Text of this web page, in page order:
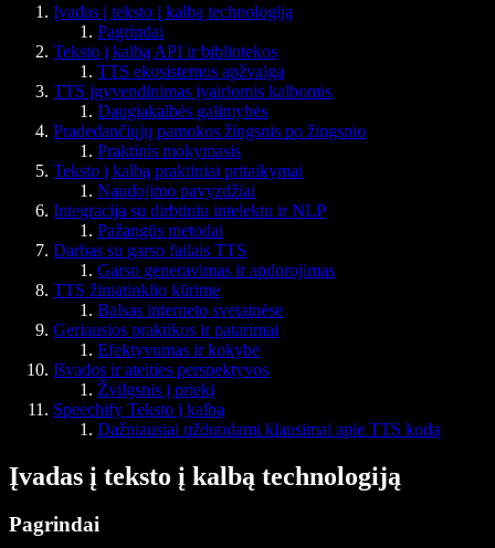
Įvadas į teksto į kalbą technologiją
Pagrindai
Teksto į kalbą API ir bibliotekos
TTS ekosistemos apžvalga
TTS įgyvendinimas įvairiomis kalbomis
Daugiakalbės galimybės
Pradedančiųjų pamokos žingsnis po žingsnio
Praktinis mokymasis
Teksto į kalbą praktiniai pritaikymai
Naudojimo pavyzdžiai
Integracija su dirbtiniu intelektu ir NLP
Pažangūs metodai
Darbas su garso failais TTS
Garso generavimas ir apdorojimas
TTS žiniatinklio kūrime
Balsas interneto svetainėse
Geriausios praktikos ir patarimai
Efektyvumas ir kokybė
Išvados ir ateities perspektyvos
Žvilgsnis į priekį
Speechify Teksto į kalbą
Dažniausiai užduodami klausimai apie TTS kodą
Įvadas į teksto į kalbą technologiją
Pagrindai